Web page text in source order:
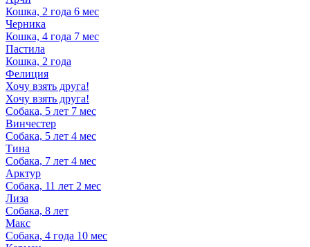
Кошка, 2 года 6 мес
Черника
Кошка, 4 года 7 мес
Пастила
Кошка, 2 года
Фелиция
Хочу взять друга!
Хочу взять друга!
Собака, 5 лет 7 мес
Винчестер
Собака, 5 лет 4 мес
Тина
Собака, 7 лет 4 мес
Арктур
Собака, 11 лет 2 мес
Лиза
Собака, 8 лет
Макс
Собака, 4 года 10 мес